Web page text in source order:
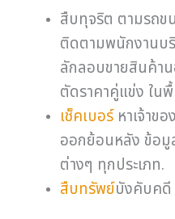
สืบทุจริต ตามรถข
ติดตามพนักงานบ
ลักลอบขายสินค้า
ตัดราคาคู่แข่ง ใน
เช็คเบอร์หาเจ้าขอ
ออกย้อนหลัง ข้อมู
ต่างๆ ทุกประเภท.
สืบทรัพย์บังคับคดี